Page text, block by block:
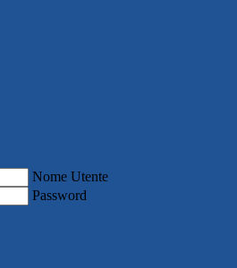
Nome Utente
Password